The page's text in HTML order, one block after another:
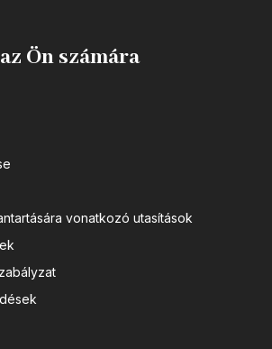
Ön számára
vonatkozó utasítások